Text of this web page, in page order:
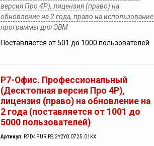
версия Про 4Р), лицензия (право) на
обновление на 2 года, право на использование
программы для ЭВМ
Поставляется от 501 до 1000 пользователей
Р7-Офис. Профессиональный
(Десктопная версия Про 4Р),
лицензия (право) на обновление на
2 года (поставляется от 1001 до
5000 пользователей)
Артикул: R7D4P.UR.RS.2Y2Y0.0725.01KX